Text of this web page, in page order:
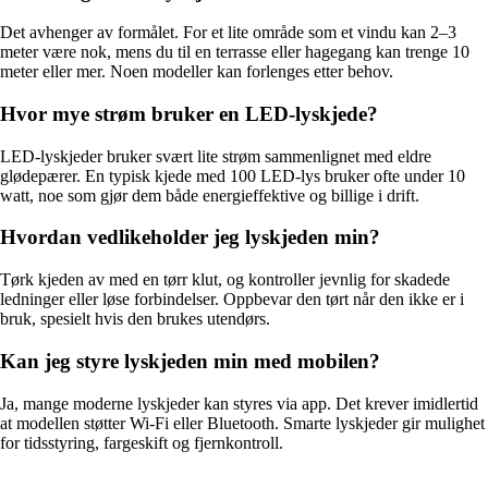
Det avhenger av formålet. For et lite område som et vindu kan 2–3
meter være nok, mens du til en terrasse eller hagegang kan trenge 10
meter eller mer. Noen modeller kan forlenges etter behov.
Hvor mye strøm bruker en LED-lyskjede?
LED-lyskjeder bruker svært lite strøm sammenlignet med eldre
glødepærer. En typisk kjede med 100 LED-lys bruker ofte under 10
watt, noe som gjør dem både energieffektive og billige i drift.
Hvordan vedlikeholder jeg lyskjeden min?
Tørk kjeden av med en tørr klut, og kontroller jevnlig for skadede
ledninger eller løse forbindelser. Oppbevar den tørt når den ikke er i
bruk, spesielt hvis den brukes utendørs.
Kan jeg styre lyskjeden min med mobilen?
Ja, mange moderne lyskjeder kan styres via app. Det krever imidlertid
at modellen støtter Wi-Fi eller Bluetooth. Smarte lyskjeder gir mulighet
for tidsstyring, fargeskift og fjernkontroll.